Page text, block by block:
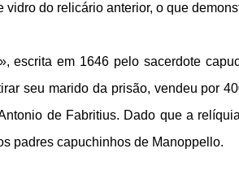
vidro do relicário anterior, o que
escrita em 1646 pelo sacerdote
seu marido da prisão, vendeu por
de Fabritius. Dado que a
padres capuchinhos de Manoppello.